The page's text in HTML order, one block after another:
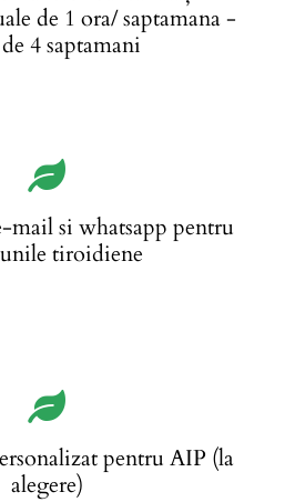
de 1 ora/ saptamana -
4 saptamani
mail si whatsapp pentru
tiroidiene
pentru AIP (la
alegere)